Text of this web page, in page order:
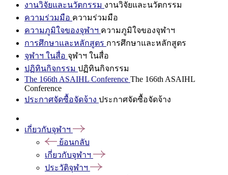
งานวิจัยและนวัตกรรม งานวิจัยและนวัตกรรม
ความร่วมมือ ความร่วมมือ
ความภูมิใจของจุฬาฯ ความภูมิใจของจุฬาฯ
การศึกษาและหลักสูตร การศึกษาและหลักสูตร
จุฬาฯ ในสื่อ จุฬาฯ ในสื่อ
ปฏิทินกิจกรรม ปฏิทินกิจกรรม
The 166th ASAIHL Conference The 166th ASAIHL
Conference
ประกาศจัดซื้อจัดจ้าง ประกาศจัดซื้อจัดจ้าง
เกี่ยวกับจุฬาฯ
ย้อนกลับ
เกี่ยวกับจุฬาฯ
ประวัติจุฬาฯ